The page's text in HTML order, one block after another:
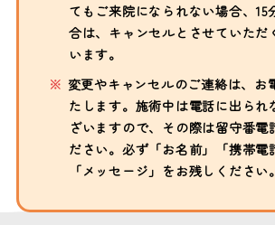
てもご来院になられない場合、15
合は、キャンセルとさせていただ
います。
変更やキャンセルのご連絡は、お
たします。施術中は電話に出られ
ざいますので、その際は留守番電
ださい。必ず「お名前」「携帯電
「メッセージ」をお残しください。